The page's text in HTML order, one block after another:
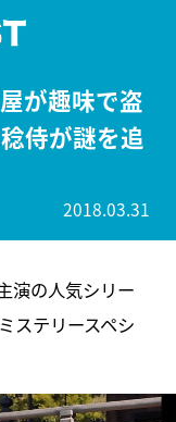
が趣味で盗
侍が謎を追
2018.03.31
演の人気シリー
ステリースペシ